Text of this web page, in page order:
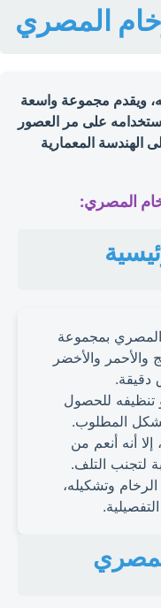
المصري
ويقدم مجموعة واسعة
على مر العصور
الهندسة المعمارية
المصري:
المصري بمجموعة
والأحمر والأخضر
دقيقة.
تنظيفه للحصول
المطلوب.
أنه أنعم من
لتجنب التلف.
وتشكيله،